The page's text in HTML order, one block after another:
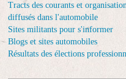
Tracts des courants et
diffusés dans l'automobile
Sites militants pour s'informer
Blogs et sites automobiles
Résultats des élections